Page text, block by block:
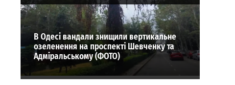
В Одесі вандали знищили вертикальне
озеленення на проспекті Шевченку та
Адміральському (ФОТО)